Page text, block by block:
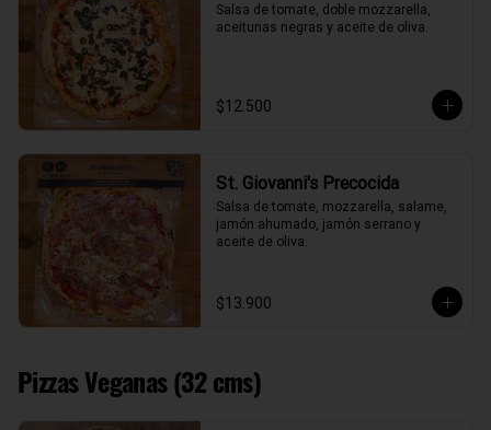
Salsa de tomate, doble mozzarella,
aceitunas negras y aceite de oliva.
$12.500
St. Giovanni's Precocida
Salsa de tomate, mozzarella, salame,
jamón ahumado, jamón serrano y
aceite de oliva.
$13.900
Pizzas Veganas (32 cms)